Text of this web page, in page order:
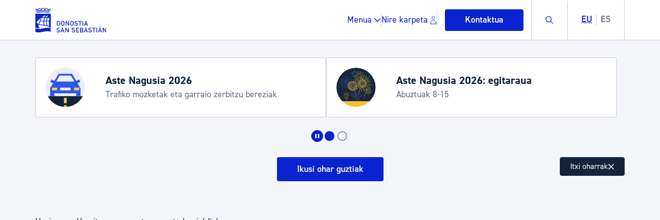
Eduki nagusira joan
Menua Nire karpeta Kontaktua Buscar EU ES
Zerbitzuak
Errolda eta gai pertsonalak
Gune publikoa, hondakinak eta ingurumena
Aste Nagusia 2026
Trafiko mozketak eta garraio zerbitzu bereziak
Aste Nagusia 2026: egitaraua
Abuztuak 8-15
Ikusi ohar guztiak Itxi oharrak